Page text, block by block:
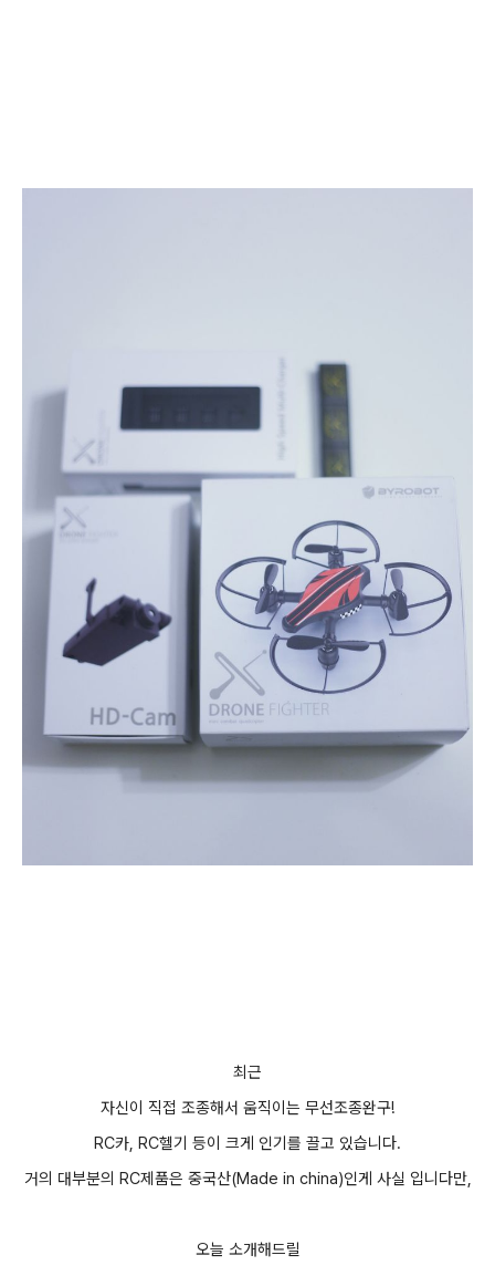
최근
자신이 직접 조종해서 움직이는 무선조종완구!
RC카, RC헬기 등이 크게 인기를 끌고 있습니다.
거의 대부분의 RC제품은 중국산(Made in china)인게 사실 입니다만,
오늘 소개해드릴